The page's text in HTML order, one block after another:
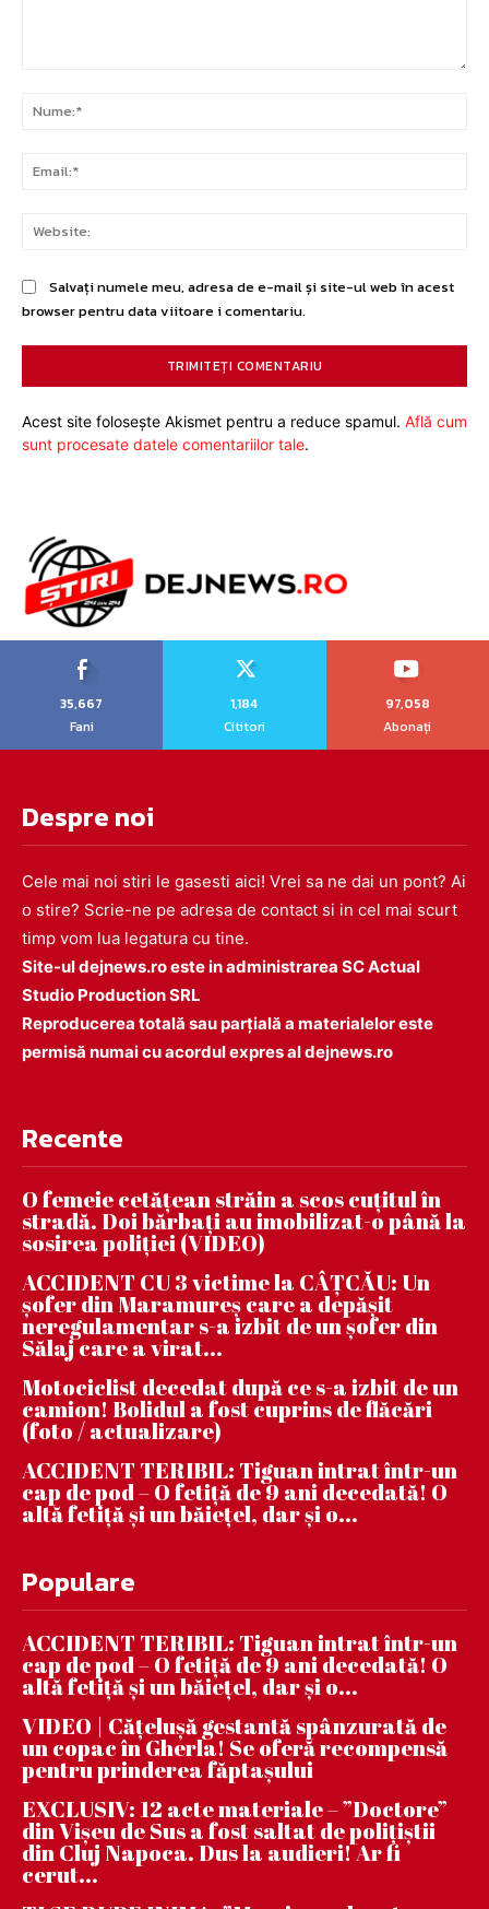
Salvați numele meu, adresa de e-mail și site-ul web în acest
browser pentru data viitoare i comentariu.
Acest site folosește Akismet pentru a reduce spamul. Află cum
sunt procesate datele comentariilor tale.
35,667
Fani
1,184
Cititori
97,058
Abonați
Despre noi
Cele mai noi stiri le gasesti aici! Vrei sa ne dai un pont? Ai
o stire? Scrie-ne pe adresa de contact si in cel mai scurt
timp vom lua legatura cu tine.
Site-ul dejnews.ro este in administrarea SC Actual
Studio Production SRL
Reproducerea totală sau parțială a materialelor este
permisă numai cu acordul expres al dejnews.ro
Recente
O femeie cetățean străin a scos cuțitul în
stradă. Doi bărbați au imobilizat-o până la
sosirea poliției (VIDEO)
ACCIDENT CU 3 victime la CÂȚCĂU: Un
șofer din Maramureș care a depășit
neregulamentar s-a izbit de un șofer din
Sălaj care a virat...
Motociclist decedat după ce s-a izbit de un
camion! Bolidul a fost cuprins de flăcări
(foto / actualizare)
ACCIDENT TERIBIL: Tiguan intrat într-un
cap de pod – O fetiță de 9 ani decedată! O
altă fetiță și un băiețel, dar și o...
Populare
ACCIDENT TERIBIL: Tiguan intrat într-un
cap de pod – O fetiță de 9 ani decedată! O
altă fetiță și un băiețel, dar și o...
VIDEO | Căţeluşă gestantă spânzurată de
un copac în Gherla! Se oferă recompensă
pentru prinderea făptaşului
EXCLUSIV: 12 acte materiale – ”Doctore”
din Vișeu de Sus a fost saltat de polițiștii
din Cluj Napoca. Dus la audieri! Ar fi
cerut...